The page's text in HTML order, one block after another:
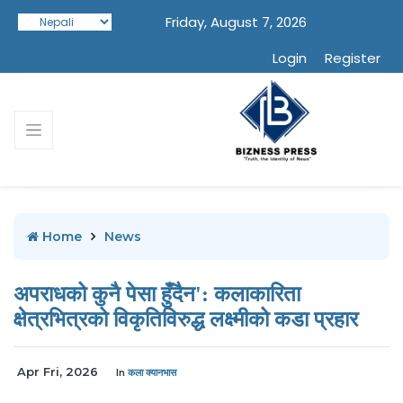
Friday, August 7, 2026
Login
Register
Home News
अपराधको कुनै पेसा हुँदैन': कलाकारिता
क्षेत्रभित्रको विकृतिविरुद्ध लक्ष्मीको कडा प्रहार
Apr Fri, 2026 In कला क्यानभास